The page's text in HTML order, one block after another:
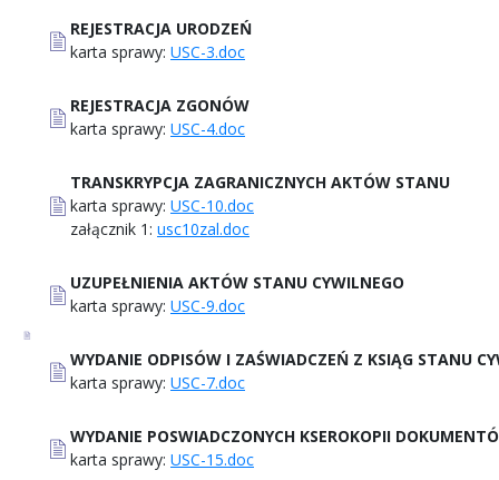
REJESTRACJA URODZEŃ
karta sprawy: USC-3.doc
REJESTRACJA ZGONÓW
karta sprawy: USC-4.doc
TRANSKRYPCJA ZAGRANICZNYCH AKTÓW STANU
karta sprawy: USC-10.doc
załącznik 1: usc10zal.doc
UZUPEŁNIENIA AKTÓW STANU CYWILNEGO
karta sprawy: USC-9.doc
WYDANIE ODPISÓW I ZAŚWIADCZEŃ Z KSIĄG STANU
karta sprawy: USC-7.doc
WYDANIE POSWIADCZONYCH KSEROKOPII
karta sprawy: USC-15.doc